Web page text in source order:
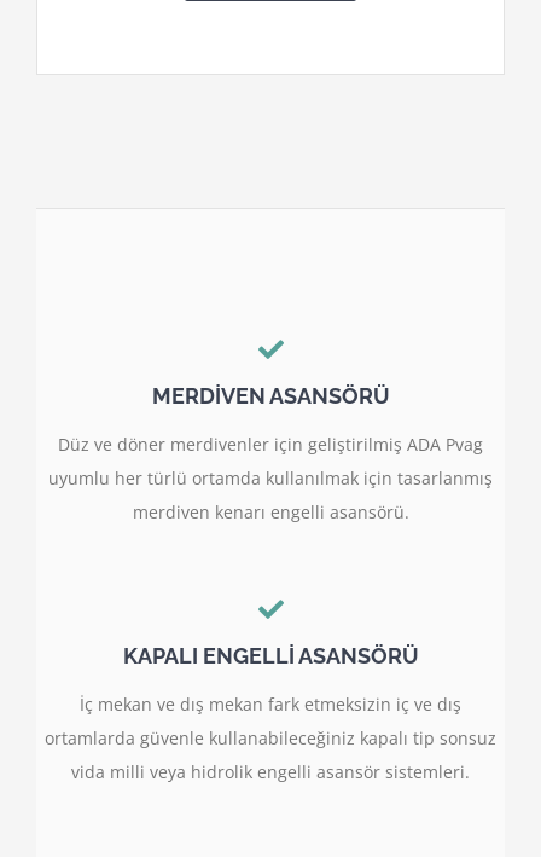
MERDİVEN ASANSÖRÜ
Düz ve döner merdivenler için geliştirilmiş ADA Pvag
uyumlu her türlü ortamda kullanılmak için tasarlanmış
merdiven kenarı engelli asansörü.
KAPALI ENGELLİ ASANSÖRÜ
İç mekan ve dış mekan fark etmeksizin iç ve dış
ortamlarda güvenle kullanabileceğiniz kapalı tip sonsuz
vida milli veya hidrolik engelli asansör sistemleri.